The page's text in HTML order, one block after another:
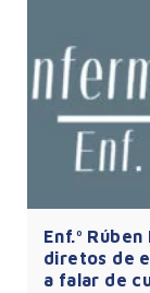
Enf.º
diretos de
a falar de